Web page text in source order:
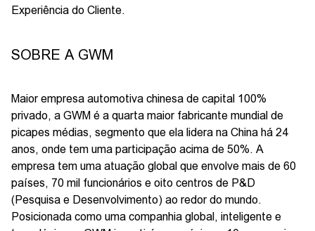
Experiência do Cliente.
SOBRE A GWM
Maior empresa automotiva chinesa de capital 100%
privado, a GWM é a quarta maior fabricante mundial de
picapes médias, segmento que ela lidera na China há 24
anos, onde tem uma participação acima de 50%. A
empresa tem uma atuação global que envolve mais de 60
países, 70 mil funcionários e oito centros de P&D
(Pesquisa e Desenvolvimento) ao redor do mundo.
Posicionada como uma companhia global, inteligente e